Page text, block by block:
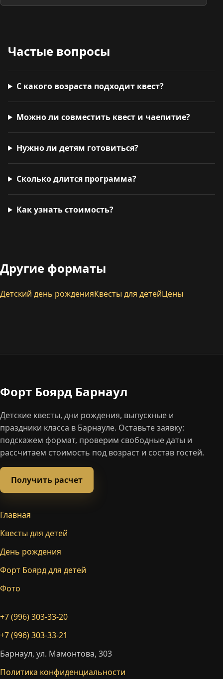
Частые вопросы
С какого возраста подходит квест?
Можно ли совместить квест и чаепитие?
Нужно ли детям готовиться?
Сколько длится программа?
Как узнать стоимость?
Другие форматы
Детский день рожденияКвесты для детейЦены
Форт Боярд Барнаул
Детские квесты, дни рождения, выпускные и
праздники класса в Барнауле. Оставьте заявку:
подскажем формат, проверим свободные даты и
рассчитаем стоимость под возраст и состав гостей.
Получить расчет
Главная
Квесты для детей
День рождения
Форт Боярд для детей
Фото
+7 (996) 303-33-20
+7 (996) 303-33-21
Барнаул, ул. Мамонтова, 303
Политика конфиденциальности